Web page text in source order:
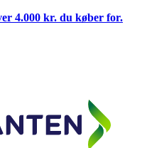
4.000 kr. du køber for.